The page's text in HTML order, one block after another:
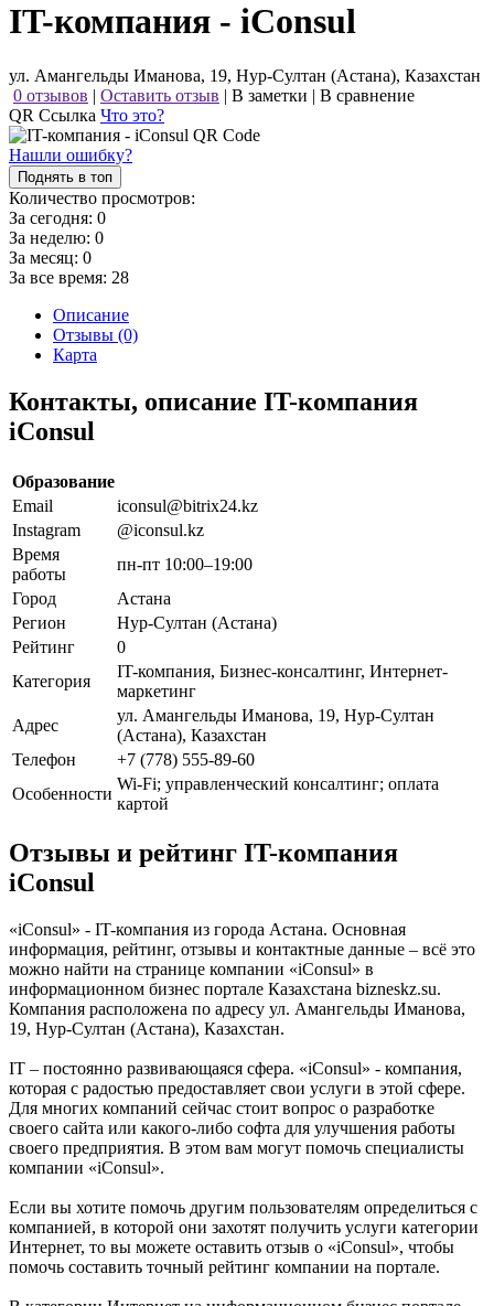
IT-компания - iConsul
ул. Амангельды Иманова, 19, Нур-Султан (Астана), Казахстан
0 отзывов | Оставить отзыв | В заметки | В сравнение
QR Ссылка Что это?
Нашли ошибку?
Поднять в топ
Количество просмотров:
За сегодня: 0
За неделю: 0
За месяц: 0
За все время: 28
Описание
Отзывы (0)
Карта
Контакты, описание IT-компания
iConsul
Образование
Email
iconsul@bitrix24.kz
Instagram
@iconsul.kz
Время
работы
пн-пт 10:00–19:00
Город
Астана
Регион
Нур-Султан (Астана)
Рейтинг
0
Категория
IT-компания, Бизнес-консалтинг, Интернет-
маркетинг
Адрес
ул. Амангельды Иманова, 19, Нур-Султан
(Астана), Казахстан
Телефон
+7 (778) 555-89-60
Особенности
Wi-Fi; управленческий консалтинг; оплата
картой
Отзывы и рейтинг IT-компания
iConsul
«iConsul» - IT-компания из города Астана. Основная
информация, рейтинг, отзывы и контактные данные – всё это
можно найти на странице компании «iConsul» в
информационном бизнес портале Казахстана bizneskz.su.
Компания расположена по адресу ул. Амангельды Иманова,
19, Нур-Султан (Астана), Казахстан.
IT – постоянно развивающаяся сфера. «iConsul» - компания,
которая с радостью предоставляет свои услуги в этой сфере.
Для многих компаний сейчас стоит вопрос о разработке
своего сайта или какого-либо софта для улучшения работы
своего предприятия. В этом вам могут помочь специалисты
компании «iConsul».
Если вы хотите помочь другим пользователям определиться с
компанией, в которой они захотят получить услуги категории
Интернет, то вы можете оставить отзыв о «iConsul», чтобы
помочь составить точный рейтинг компании на портале.